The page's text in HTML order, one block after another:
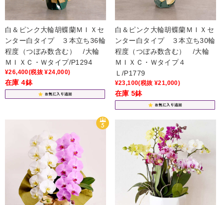
白＆ピンク大輪胡蝶蘭ＭＩＸセ
ンター白タイプ ３本立ち36輪
程度（つぼみ数含む） /大輪
ＭＩＸＣ・Ｗタイプ/P1294
¥26,400(税抜 ¥24,000)
在庫 4鉢
白＆ピンク大輪胡蝶蘭ＭＩＸセ
ンター白タイプ ３本立ち30輪
程度（つぼみ数含む） /大輪
ＭＩＸＣ・Ｗタイプ４
Ｌ/P1779
¥23,100(税抜 ¥21,000)
在庫 5鉢